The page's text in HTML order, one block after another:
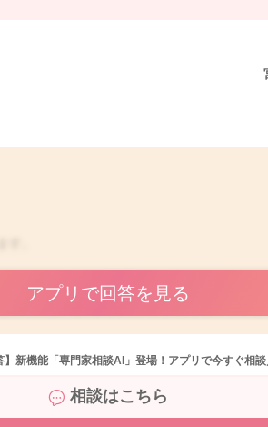
の時には、授乳間隔にムラがあるということ
未形成なこともあり、疲れたり眠たくなる
っているということなので、その分日中にこ
アプリで回答を見る
】新機能「専門家相談AI」登場！アプリで今すぐ相談
相談はこちら